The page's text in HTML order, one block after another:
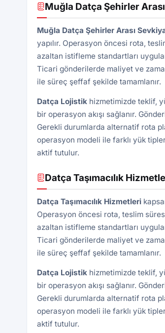
Muğla Datça Şehirler
Muğla Datça Şehirler Arası
yapılır. Operasyon öncesi rota,
azaltan istifleme standartları
Ticari gönderilerde maliyet ve
ile süreç şeffaf şekilde tamamlanır.
Datça Lojistikhizmetimizde teklif,
bir operasyon akışı sağlanır.
Gerekli durumlarda alternatif rota
operasyon modeli ile farklı yük
aktif tutulur.
Datça Taşımacılık
Datça Taşımacılık Hizmetleri
Operasyon öncesi rota, teslim
azaltan istifleme standartları
Ticari gönderilerde maliyet ve
ile süreç şeffaf şekilde tamamlanır.
Datça Lojistikhizmetimizde teklif,
bir operasyon akışı sağlanır.
Gerekli durumlarda alternatif rota
operasyon modeli ile farklı yük
aktif tutulur.